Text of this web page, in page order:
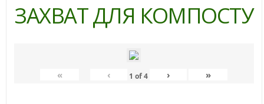
ЗАХВАТ ДЛЯ КОМПОСТУ
« ‹ 1 of4 › »